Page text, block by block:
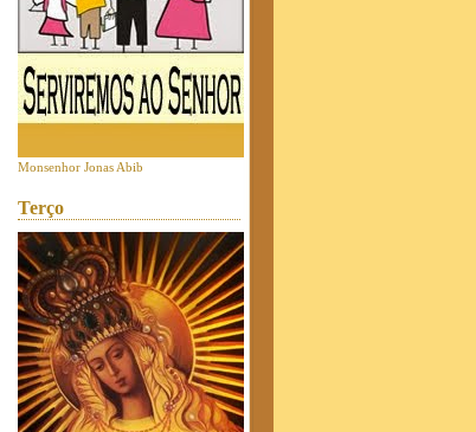
Monsenhor Jonas Abib
Terço